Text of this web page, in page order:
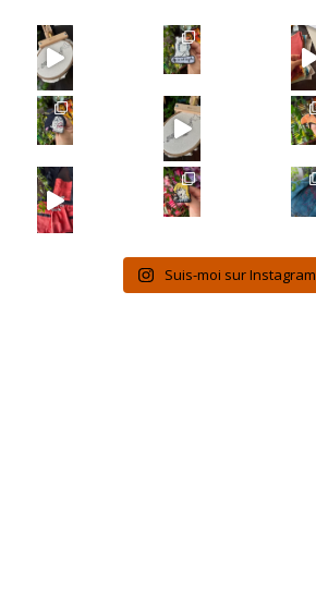
Suis-moi sur Instagram